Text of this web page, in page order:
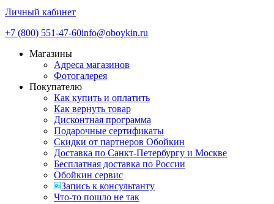
Личный кабинет
+7 (800) 551-47-60info@oboykin.ru
Магазины
Адреса магазинов
Фотогалерея
Покупателю
Как купить и оплатить
Как вернуть товар
Дисконтная программа
Подарочные сертификаты
Скидки от партнеров Обойкин
Доставка по Санкт-Петербургу и Москве
Бесплатная доставка по России
Обойкин сервис
Запись к консультанту
Что-то пошло не так